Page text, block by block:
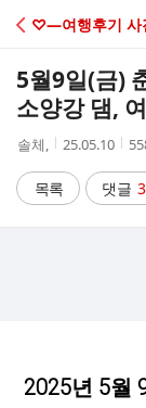
C
A
♡―여행후기 사
5월9일(금)
소양강 댐,
작
자
솔체,
작
시
간
25.05.10
조
수
목록 댓글
2025년 5월